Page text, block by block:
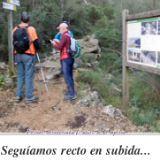
Seguíamos recto en subida...